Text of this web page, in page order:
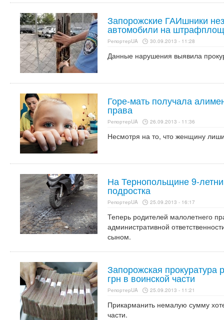
Запорожские ГАИшники
автомобили на
РепортерUA 30.09.2013 - 11:28
Данные нарушения выявила
Горе-мать получала
права
РепортерUA 26.09.2013 - 11:36
Несмотря на то, что женщину
На Тернопольщине 9-
подростка
РепортерUA 25.09.2013 - 16:17
Теперь родителей малолетнего
административной
сыном.
Запорожская
грн в воинской части
РепортерUA 25.09.2013 - 11:21
Прикарманить немалую сумму
части.